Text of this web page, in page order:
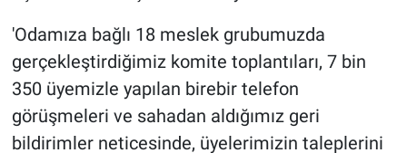
'Odamıza bağlı 18 meslek grubumuzda
gerçekleştirdiğimiz komite toplantıları, 7 bin
350 üyemizle yapılan birebir telefon
görüşmeleri ve sahadan aldığımız geri
bildirimler neticesinde, üyelerimizin taleplerini